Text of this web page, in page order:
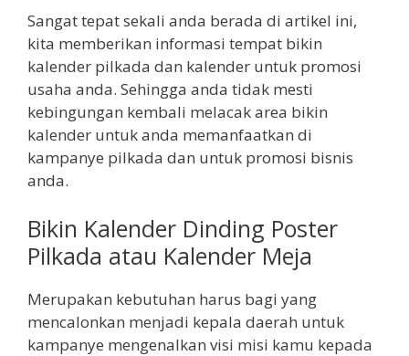
Sangat tepat sekali anda berada di artikel ini,
kita memberikan informasi tempat bikin
kalender pilkada dan kalender untuk promosi
usaha anda. Sehingga anda tidak mesti
kebingungan kembali melacak area bikin
kalender untuk anda memanfaatkan di
kampanye pilkada dan untuk promosi bisnis
anda.
Bikin Kalender Dinding Poster
Pilkada atau Kalender Meja
Merupakan kebutuhan harus bagi yang
mencalonkan menjadi kepala daerah untuk
kampanye mengenalkan visi misi kamu kepada